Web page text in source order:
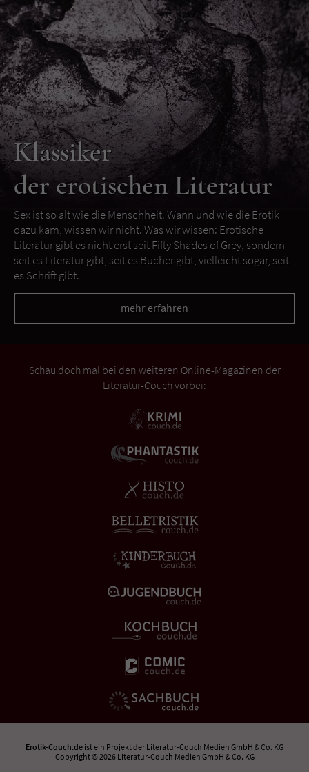
Klassiker
der erotischen Literatur
Sex ist so alt wie die Menschheit. Wann und wie die Erotik
dazu kam, wissen wir nicht. Was wir wissen: Erotische
Literatur gibt es nicht erst seit Fifty Shades of Grey, sondern
seit es Literatur gibt, seit es Bücher gibt, vielleicht sogar, seit
es Schrift gibt.
mehr erfahren
Schau doch mal bei den weiteren Online-Magazinen der
Literatur-Couch vorbei:
Erotik-Couch.de ist ein Projekt der Literatur-Couch Medien GmbH & Co. KG
Copyright © 2026 Literatur-Couch Medien GmbH & Co. KG